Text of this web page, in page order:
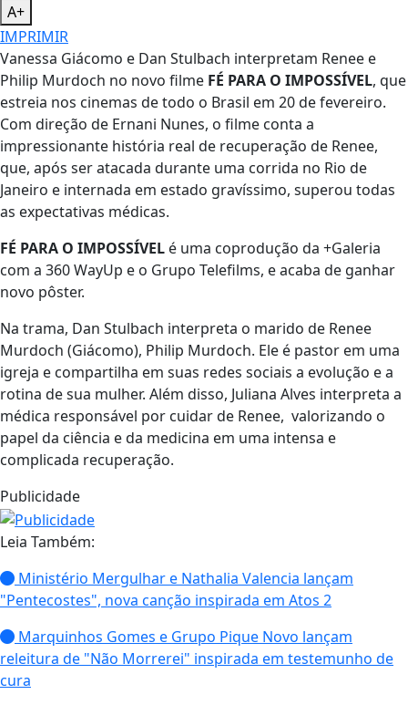
A+
IMPRIMIR
Vanessa Giácomo e Dan Stulbach interpretam Renee e
Philip Murdoch no novo filme FÉ PARA O IMPOSSÍVEL, que
estreia nos cinemas de todo o Brasil em 20 de fevereiro.
Com direção de Ernani Nunes, o filme conta a
impressionante história real de recuperação de Renee,
que, após ser atacada durante uma corrida no Rio de
Janeiro e internada em estado gravíssimo, superou todas
as expectativas médicas.
FÉ PARA O IMPOSSÍVEL é uma coprodução da +Galeria
com a 360 WayUp e o Grupo Telefilms, e acaba de ganhar
novo pôster.
Na trama, Dan Stulbach interpreta o marido de Renee
Murdoch (Giácomo), Philip Murdoch. Ele é pastor em uma
igreja e compartilha em suas redes sociais a evolução e a
rotina de sua mulher. Além disso, Juliana Alves interpreta a
médica responsável por cuidar de Renee, valorizando o
papel da ciência e da medicina em uma intensa e
complicada recuperação.
Publicidade
Leia Também:
Ministério Mergulhar e Nathalia Valencia lançam
"Pentecostes", nova canção inspirada em Atos 2
Marquinhos Gomes e Grupo Pique Novo lançam
releitura de "Não Morrerei" inspirada em testemunho de
cura